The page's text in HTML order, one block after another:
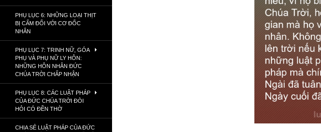
PHỤ LỤC 6: NHỮNG LOẠI THỊT
BỊ CẤM ĐỐI VỚI CƠ ĐỐC
NHÂN
PHỤ LỤC 7: TRINH NỮ, GÓA
PHỤ VÀ PHỤ NỮ LY HÔN:
NHỮNG HÔN NHÂN ĐỨC
CHÚA TRỜI CHẤP NHẬN
PHỤ LỤC 8: CÁC LUẬT PHÁP
CỦA ĐỨC CHÚA TRỜI ĐÒI
HỎI CÓ ĐỀN THỜ
CHIA SẺ LUẬT PHÁP CỦA ĐỨC